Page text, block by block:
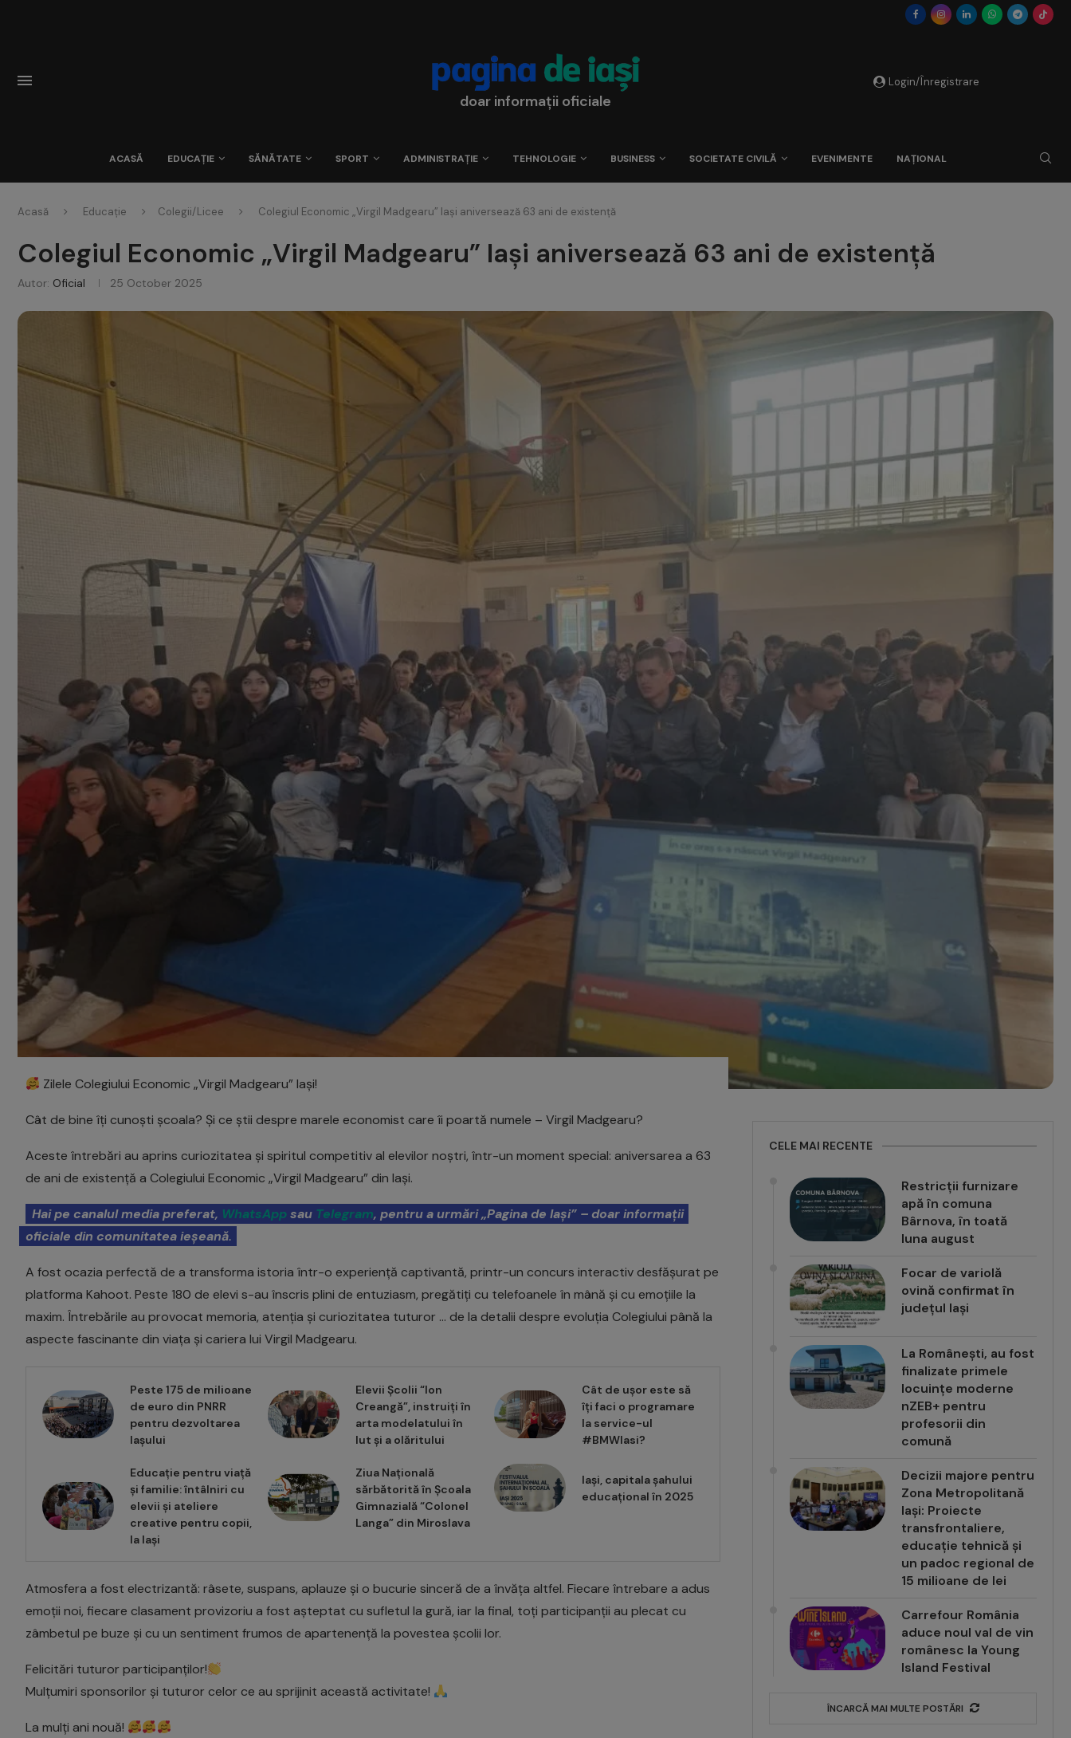
doar informații oficiale
Login/Înregistrare
ACASĂ EDUCAȚIE SĂNĂTATE SPORT ADMINISTRAȚIE TEHNOLOGIE BUSINESS SOCIETATE CIVILĂ EVENIMENTE NAȚIONAL
Acasă Educație Colegii/Licee Colegiul Economic „Virgil Madgearu” Iași aniversează 63 ani de existență
Colegiul Economic „Virgil Madgearu” Iași aniversează 63 ani de existență
Autor: Oficial 25 October 2025
Zilele Colegiului Economic „Virgil Madgearu” Iași!
Cât de bine îți cunoști școala? Și ce știi despre marele economist care îi poartă numele – Virgil Madgearu?
Aceste întrebări au aprins curiozitatea și spiritul competitiv al elevilor noștri, într-un moment special: aniversarea a 63
de ani de existență a Colegiului Economic „Virgil Madgearu” din Iași.
Hai pe canalul media preferat, WhatsAppsau Telegram, pentru a urmări „Pagina de Iași” – doar informații
oficiale din comunitatea ieșeană.
A fost ocazia perfectă de a transforma istoria într-o experiență captivantă, printr-un concurs interactiv desfășurat pe
platforma Kahoot. Peste 180 de elevi s-au înscris plini de entuziasm, pregătiți cu telefoanele în mână și cu emoțiile la
maxim. Întrebările au provocat memoria, atenția și curiozitatea tuturor … de la detalii despre evoluția Colegiului până la
aspecte fascinante din viața și cariera lui Virgil Madgearu.
Peste 175 de milioane
de euro din PNRR
pentru dezvoltarea
Iașului
Elevii Școlii “Ion
Creangă”, instruiți în
arta modelatului în
lut și a olăritului
Cât de ușor este să
îți faci o programare
la service-ul
#BMWIasi?
Educație pentru viață
și familie: întâlniri cu
elevii și ateliere
creative pentru copii,
la Iași
Ziua Națională
sărbătorită în Școala
Gimnazială “Colonel
Langa” din Miroslava
Iași, capitala șahului
educațional în 2025
Atmosfera a fost electrizantă: râsete, suspans, aplauze și o bucurie sinceră de a învăța altfel. Fiecare întrebare a adus
emoții noi, fiecare clasament provizoriu a fost așteptat cu sufletul la gură, iar la final, toți participanții au plecat cu
zâmbetul pe buze și cu un sentiment frumos de apartenență la povestea școlii lor.
Felicitări tuturor participanților!
Mulțumiri sponsorilor și tuturor celor ce au sprijinit această activitate!
La mulți ani nouă!
CELE MAI RECENTE
Restricții furnizare
apă în comuna
Bârnova, în toată
luna august
Focar de variolă
ovină confirmat în
județul Iași
La Românești, au fost
finalizate primele
locuințe moderne
nZEB+ pentru
profesorii din
comună
Decizii majore pentru
Zona Metropolitană
Iași: Proiecte
transfrontaliere,
educație tehnică și
un padoc regional de
15 milioane de lei
Carrefour România
aduce noul val de vin
românesc la Young
Island Festival
ÎNCARCĂ MAI MULTE POSTĂRI